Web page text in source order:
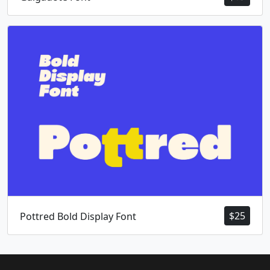
$25
Pottred Bold Display Font